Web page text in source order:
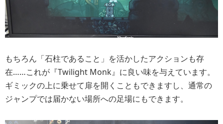
もちろん「石柱であること」を活かしたアクションも存
在……これが『Twilight Monk』に良い味を与えています。
ギミックの上に乗せて扉を開くこともできますし、通常の
ジャンプでは届かない場所への足場にもできます。